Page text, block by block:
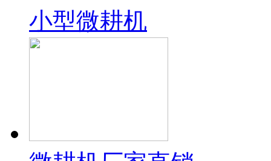
小型微耕机